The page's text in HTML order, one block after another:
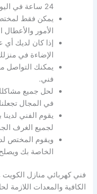
24 ساعة في اليوم، ويعمل طوال أيام الأسبوع.
يمكن فقط
الأمور
إذا كان لديك أي
الإضاءة في
يمكنك التواصل
فني.
لحل جميع مشاكلك
في المجال
يقوم الفني
لجميع الغرف
ويقوم المختص
الخاصة بك
فني كهربائي منازل
الكافية والمعدات